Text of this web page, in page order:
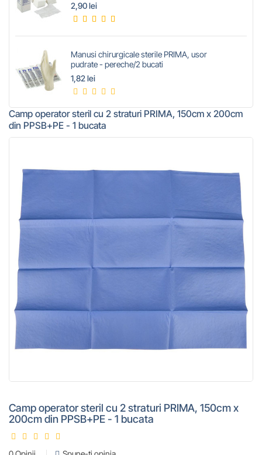
2,90 lei
Manusi chirurgicale sterile PRIMA, usor
pudrate - pereche/2 bucati
1,82 lei
Camp operator steril cu 2 straturi PRIMA, 150cm x 200cm
din PPSB+PE - 1 bucata
Camp operator steril cu 2 straturi PRIMA, 150cm x
200cm din PPSB+PE - 1 bucata